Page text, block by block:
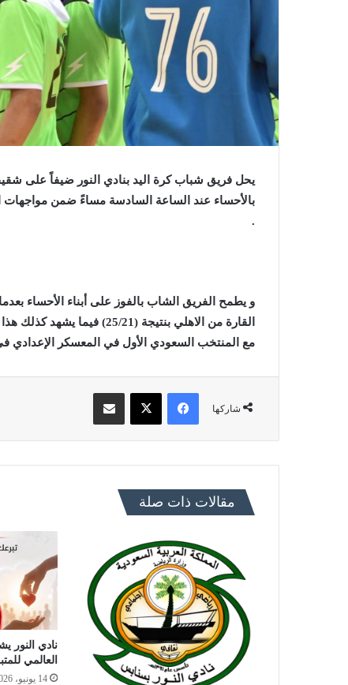
يحل فريق شباب كرة اليد بنادي النور ضيفاً على
بالأحساء عند الساعة السادسة مساءً ضمن مواجهات
.
القارة من الاهلي بنتيجة
مع المنتخب السعودي الأول في المعسكر الإعدادي
شاركها
فيسبوك X
مقالات ذات صلة
نادي النور
العالمي
14 يونيو، 2026